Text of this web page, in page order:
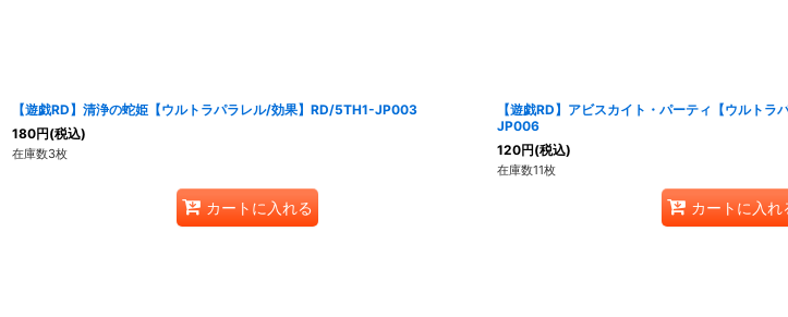
【遊戯RD】清浄の蛇姫【ウルトラパラレル/効果】RD/5TH1-JP003
180円(税込)
在庫数3枚
カートに入れる
【遊戯RD】アビスカイト・パーティ【ウルト
JP006
120円(税込)
在庫数11枚
カートに入れ